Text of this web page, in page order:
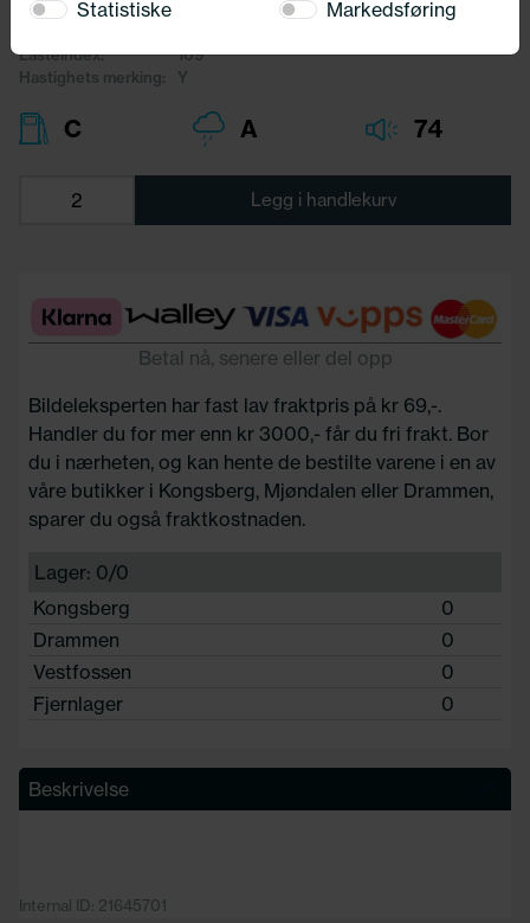
Profil:
Lasteindex:
109
Hastighets merking:
Y
C A 74
Legg i handlekurv
Betal nå, senere eller del opp
Bildeleksperten har fast lav fraktpris på kr 69,-.
Handler du for mer enn kr 3000,- får du fri frakt. Bor
du i nærheten, og kan hente de bestilte varene i en av
våre butikker i Kongsberg, Mjøndalen eller Drammen,
sparer du også fraktkostnaden.
Lager: 0/0
Kongsberg
0
Drammen
0
Vestfossen
0
Fjernlager
0
Beskrivelse
Internal ID: 21645701
Statistiske
Markedsføring